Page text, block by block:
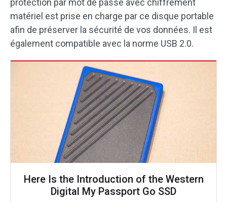
protection par mot de passe avec chiffrement
matériel est prise en charge par ce disque portable
afin de préserver la sécurité de vos données. Il est
également compatible avec la norme USB 2.0.
Here Is the Introduction of the Western
Digital My Passport Go SSD